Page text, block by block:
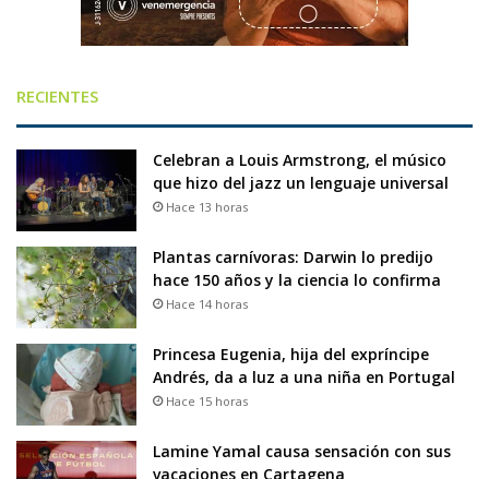
RECIENTES
Celebran a Louis Armstrong, el músico
que hizo del jazz un lenguaje universal
Hace 13 horas
Plantas carnívoras: Darwin lo predijo
hace 150 años y la ciencia lo confirma
Hace 14 horas
Princesa Eugenia, hija del expríncipe
Andrés, da a luz a una niña en Portugal
Hace 15 horas
Lamine Yamal causa sensación con sus
vacaciones en Cartagena